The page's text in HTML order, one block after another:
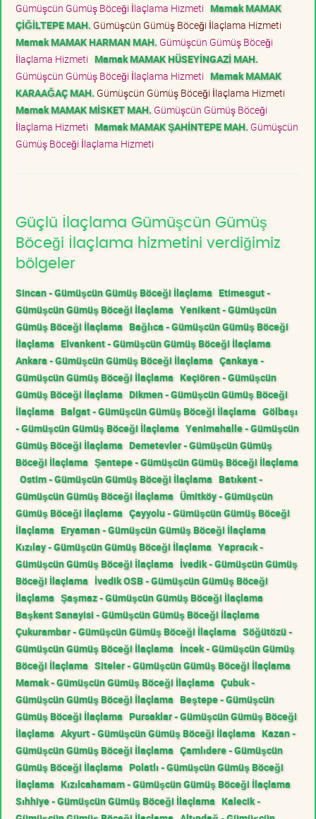
Gümüşcün Gümüş Böceği İlaçlama Hizmeti Mamak MAMAK
ÇİĞİLTEPE MAH. Gümüşcün Gümüş Böceği İlaçlama Hizmeti
Mamak MAMAK HARMAN MAH. Gümüşcün Gümüş Böceği
İlaçlama Hizmeti Mamak MAMAK HÜSEYİNGAZİ MAH.
Gümüşcün Gümüş Böceği İlaçlama Hizmeti Mamak MAMAK
KARAAĞAÇ MAH. Gümüşcün Gümüş Böceği İlaçlama Hizmeti
Mamak MAMAK MİSKET MAH. Gümüşcün Gümüş Böceği
İlaçlama Hizmeti Mamak MAMAK ŞAHİNTEPE MAH. Gümüşcün
Gümüş Böceği İlaçlama Hizmeti
Güçlü İlaçlama Gümüşcün Gümüş
Böceği İlaçlama hizmetini verdiğimiz
bölgeler
Sincan - Gümüşcün Gümüş Böceği İlaçlama Etimesgut -
Gümüşcün Gümüş Böceği İlaçlama Yenikent - Gümüşcün
Gümüş Böceği İlaçlama Bağlıca - Gümüşcün Gümüş Böceği
İlaçlama Elvankent - Gümüşcün Gümüş Böceği İlaçlama
Ankara - Gümüşcün Gümüş Böceği İlaçlama Çankaya -
Gümüşcün Gümüş Böceği İlaçlama Keçiören - Gümüşcün
Gümüş Böceği İlaçlama Dikmen - Gümüşcün Gümüş Böceği
İlaçlama Balgat - Gümüşcün Gümüş Böceği İlaçlama Gölbaşı
- Gümüşcün Gümüş Böceği İlaçlama Yenimahalle - Gümüşcün
Gümüş Böceği İlaçlama Demetevler - Gümüşcün Gümüş
Böceği İlaçlama Şentepe - Gümüşcün Gümüş Böceği İlaçlama
Ostim - Gümüşcün Gümüş Böceği İlaçlama Batıkent -
Gümüşcün Gümüş Böceği İlaçlama Ümitköy - Gümüşcün
Gümüş Böceği İlaçlama Çayyolu - Gümüşcün Gümüş Böceği
İlaçlama Eryaman - Gümüşcün Gümüş Böceği İlaçlama
Kızılay - Gümüşcün Gümüş Böceği İlaçlama Yapracık -
Gümüşcün Gümüş Böceği İlaçlama İvedik - Gümüşcün Gümüş
Böceği İlaçlama İvedik OSB - Gümüşcün Gümüş Böceği
İlaçlama Şaşmaz - Gümüşcün Gümüş Böceği İlaçlama
Başkent Sanayisi - Gümüşcün Gümüş Böceği İlaçlama
Çukurambar - Gümüşcün Gümüş Böceği İlaçlama Söğütözü -
Gümüşcün Gümüş Böceği İlaçlama İncek - Gümüşcün Gümüş
Böceği İlaçlama Siteler - Gümüşcün Gümüş Böceği İlaçlama
Mamak - Gümüşcün Gümüş Böceği İlaçlama Çubuk -
Gümüşcün Gümüş Böceği İlaçlama Beştepe - Gümüşcün
Gümüş Böceği İlaçlama Pursaklar - Gümüşcün Gümüş Böceği
İlaçlama Akyurt - Gümüşcün Gümüş Böceği İlaçlama Kazan -
Gümüşcün Gümüş Böceği İlaçlama Çamlıdere - Gümüşcün
Gümüş Böceği İlaçlama Polatlı - Gümüşcün Gümüş Böceği
İlaçlama Kızılcahamam - Gümüşcün Gümüş Böceği İlaçlama
Sıhhiye - Gümüşcün Gümüş Böceği İlaçlama Kalecik -